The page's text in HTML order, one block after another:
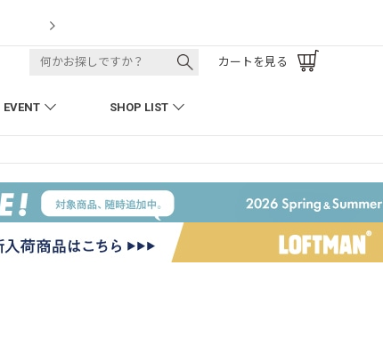
EVENT SHOP LIST
カートを見る